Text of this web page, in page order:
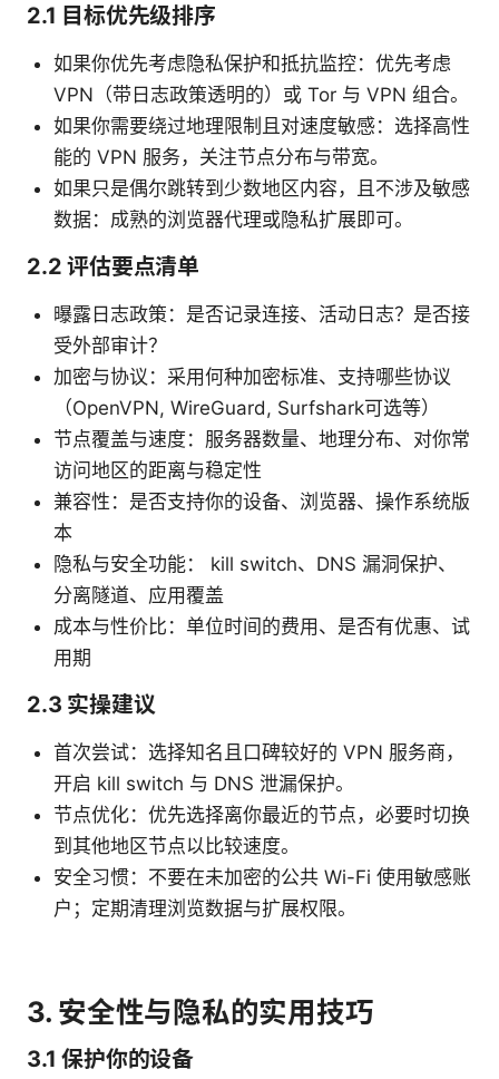
2.1 目标优先级排序
如果你优先考虑隐私保护和抵抗监控：优先考虑
VPN（带日志政策透明的）或 Tor 与 VPN 组合。
如果你需要绕过地理限制且对速度敏感：选择高性
能的 VPN 服务，关注节点分布与带宽。
如果只是偶尔跳转到少数地区内容，且不涉及敏感
数据：成熟的浏览器代理或隐私扩展即可。
2.2 评估要点清单
曝露日志政策：是否记录连接、活动日志？是否接
受外部审计？
加密与协议：采用何种加密标准、支持哪些协议
（OpenVPN, WireGuard, Surfshark可选等）
节点覆盖与速度：服务器数量、地理分布、对你常
访问地区的距离与稳定性
兼容性：是否支持你的设备、浏览器、操作系统版
本
隐私与安全功能： kill switch、DNS 漏洞保护、
分离隧道、应用覆盖
成本与性价比：单位时间的费用、是否有优惠、试
用期
2.3 实操建议
首次尝试：选择知名且口碑较好的 VPN 服务商，
开启 kill switch 与 DNS 泄漏保护。
节点优化：优先选择离你最近的节点，必要时切换
到其他地区节点以比较速度。
安全习惯：不要在未加密的公共 Wi-Fi 使用敏感账
户；定期清理浏览数据与扩展权限。
3. 安全性与隐私的实用技巧
3.1 保护你的设备